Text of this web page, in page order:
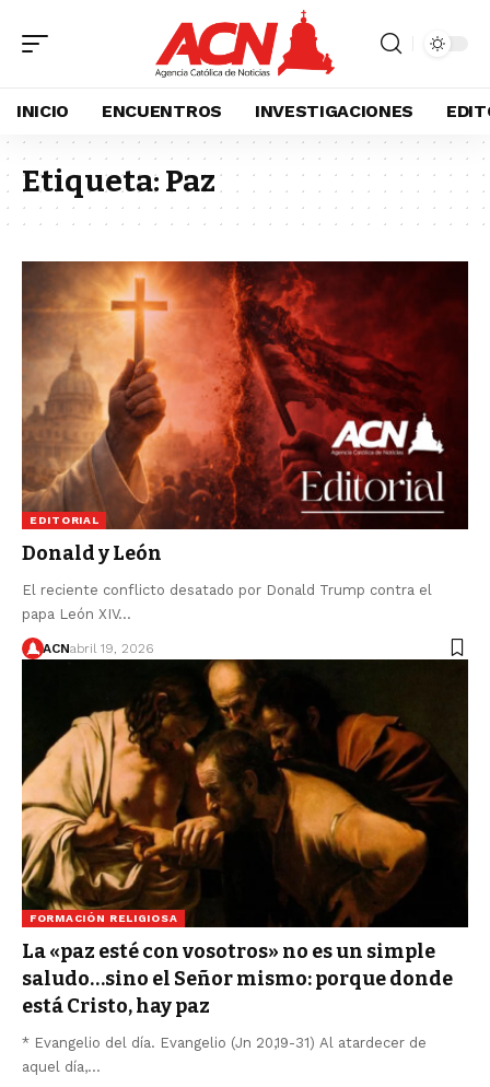
INICIO ENCUENTROS INVESTIGACIONES
Etiqueta: Paz
EDITORIAL
Donald y León
El reciente conflicto desatado por Donald Trump contra el
papa León XIV…
ACNabril 19, 2026
FORMACIÓN RELIGIOSA
La «paz esté con vosotros» no es un simple
saludo…sino el Señor mismo: porque donde
está Cristo, hay paz
* Evangelio del día. Evangelio (Jn 20,19-31) Al atardecer de
aquel día,…